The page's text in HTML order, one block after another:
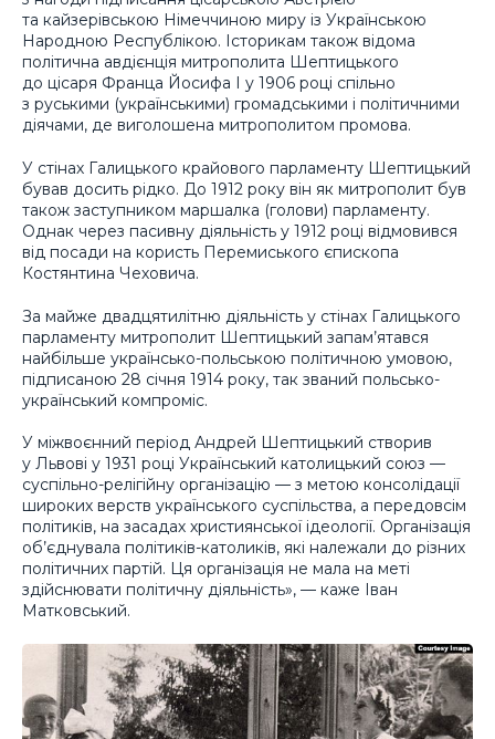
та кайзерівською Німеччиною миру із Українською
Народною Республікою. Історикам також відома
політична авдієнція митрополита Шептицького
до цісаря Франца Йосифа І у 1906 році спільно
з руськими (українськими) громадськими і політичними
діячами, де виголошена митрополитом промова.
У стінах Галицького крайового парламенту Шептицький
бував досить рідко. До 1912 року він як митрополит був
також заступником маршалка (голови) парламенту.
Однак через пасивну діяльність у 1912 році відмовився
від посади на користь Перемиського єпископа
Костянтина Чеховича.
За майже двадцятилітню діяльність у стінах Галицького
парламенту митрополит Шептицький запам’ятався
найбільше українсько-польською політичною умовою,
підписаною 28 січня 1914 року, так званий польсько-
український компроміс.
У міжвоєнний період Андрей Шептицький створив
у Львові у 1931 році Український католицький союз —
суспільно-релігійну організацію — з метою консолідації
широких верств українського суспільства, а передовсім
політиків, на засадах християнської ідеології. Організація
об’єднувала політиків-католиків, які належали до різних
політичних партій. Ця організація не мала на меті
здійснювати політичну діяльність», — каже Іван
Матковський.